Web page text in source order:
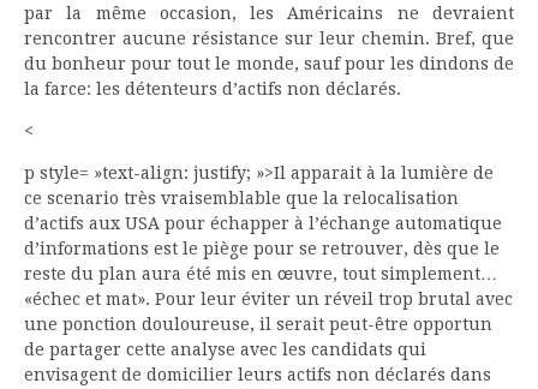
par la même occasion, les Américains ne devraient
rencontrer aucune résistance sur leur chemin. Bref, que
du bonheur pour tout le monde, sauf pour les dindons de
la farce: les détenteurs d’actifs non déclarés.
<
p style= »text-align: justify; »>Il apparait à la lumière de
ce scenario très vraisemblable que la relocalisation
d’actifs aux USA pour échapper à l’échange automatique
d’informations est le piège pour se retrouver, dès que le
reste du plan aura été mis en œuvre, tout simplement…
«échec et mat». Pour leur éviter un réveil trop brutal avec
une ponction douloureuse, il serait peut-être opportun
de partager cette analyse avec les candidats qui
envisagent de domicilier leurs actifs non déclarés dans